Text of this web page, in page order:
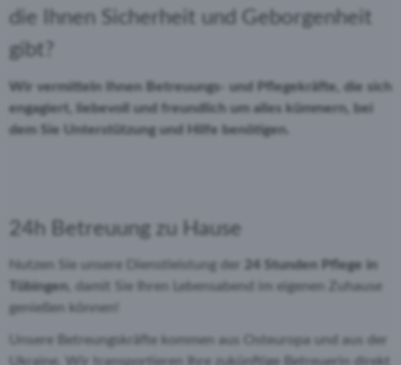
die Ihnen Sicherheit und Geborgenheit
gibt?
Wir vermitteln Ihnen Betreuungs- und Pflegekräfte, die sich
engagiert, liebevoll und freundlich um alles kümmern, bei
dem Sie Unterstützung und Hilfe benötigen.
24h Betreuung zu Hause
Nutzen Sie unsere Dienstleistung der 24 Stunden Pflege in
Tübingen , damit Sie Ihren Lebensabend im eigenen Zuhause
genießen können!
Unsere Betreungskräfte kommen aus Osteuropa und aus der
Ukraine. Wir transportieren Ihre zukünftige Betreuerin direkt